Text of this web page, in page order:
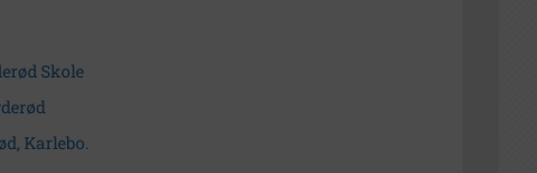
Skole
Karlebo.